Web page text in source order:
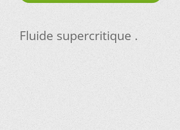
Fluide supercritique .